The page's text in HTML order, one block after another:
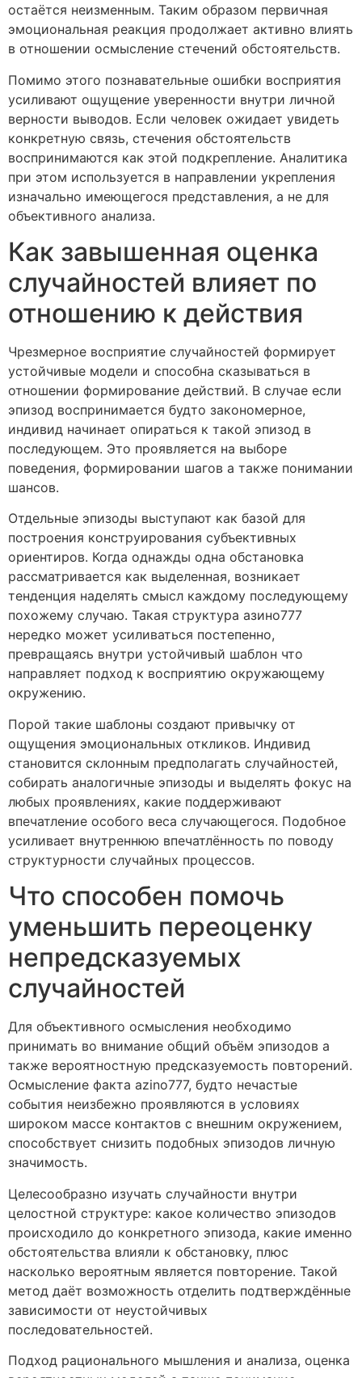
остаётся неизменным. Таким образом первичная
эмоциональная реакция продолжает активно влиять
в отношении осмысление стечений обстоятельств.
Помимо этого познавательные ошибки восприятия
усиливают ощущение уверенности внутри личной
верности выводов. Если человек ожидает увидеть
конкретную связь, стечения обстоятельств
воспринимаются как этой подкрепление. Аналитика
при этом используется в направлении укрепления
изначально имеющегося представления, а не для
объективного анализа.
Как завышенная оценка
случайностей влияет по
отношению к действия
Чрезмерное восприятие случайностей формирует
устойчивые модели и способна сказываться в
отношении формирование действий. В случае если
эпизод воспринимается будто закономерное,
индивид начинает опираться к такой эпизод в
последующем. Это проявляется на выборе
поведения, формировании шагов а также понимании
шансов.
Отдельные эпизоды выступают как базой для
построения конструирования субъективных
ориентиров. Когда однажды одна обстановка
рассматривается как выделенная, возникает
тенденция наделять смысл каждому последующему
похожему случаю. Такая структура азино777
нередко может усиливаться постепенно,
превращаясь внутри устойчивый шаблон что
направляет подход к восприятию окружающему
окружению.
Порой такие шаблоны создают привычку от
ощущения эмоциональных откликов. Индивид
становится склонным предполагать случайностей,
собирать аналогичные эпизоды и выделять фокус на
любых проявлениях, какие поддерживают
впечатление особого веса случающегося. Подобное
усиливает внутреннюю впечатлённость по поводу
структурности случайных процессов.
Что способен помочь
уменьшить переоценку
непредсказуемых
случайностей
Для объективного осмысления необходимо
принимать во внимание общий объём эпизодов а
также вероятностную предсказуемость повторений.
Осмысление факта azino777, будто нечастые
события неизбежно проявляются в условиях
широком массе контактов с внешним окружением,
способствует снизить подобных эпизодов личную
значимость.
Целесообразно изучать случайности внутри
целостной структуре: какое количество эпизодов
происходило до конкретного эпизода, какие именно
обстоятельства влияли к обстановку, плюс
насколько вероятным является повторение. Такой
метод даёт возможность отделить подтверждённые
зависимости от неустойчивых
последовательностей.
Подход рационального мышления и анализа, оценка